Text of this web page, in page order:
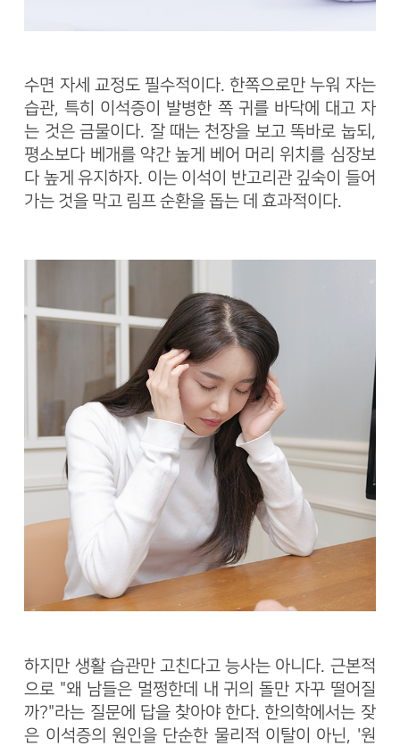
수면 자세 교정도 필수적이다. 한쪽으로만 누워 자는
습관, 특히 이석증이 발병한 쪽 귀를 바닥에 대고 자
는 것은 금물이다. 잘 때는 천장을 보고 똑바로 눕되,
평소보다 베개를 약간 높게 베어 머리 위치를 심장보
다 높게 유지하자. 이는 이석이 반고리관 깊숙이 들어
가는 것을 막고 림프 순환을 돕는 데 효과적이다.
하지만 생활 습관만 고친다고 능사는 아니다. 근본적
으로 "왜 남들은 멀쩡한데 내 귀의 돌만 자꾸 떨어질
까?"라는 질문에 답을 찾아야 한다. 한의학에서는 잦
은 이석증의 원인을 단순한 물리적 이탈이 아닌, '원